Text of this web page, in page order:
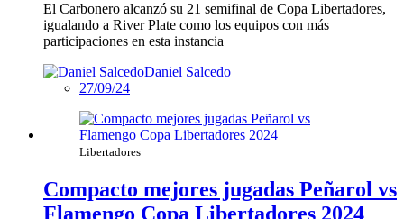
El Carbonero alcanzó su 21 semifinal de Copa Libertadores,
igualando a River Plate como los equipos con más
participaciones en esta instancia
Daniel Salcedo
27/09/24
Libertadores
Compacto mejores jugadas Peñarol vs
Flamengo Copa Libertadores 2024